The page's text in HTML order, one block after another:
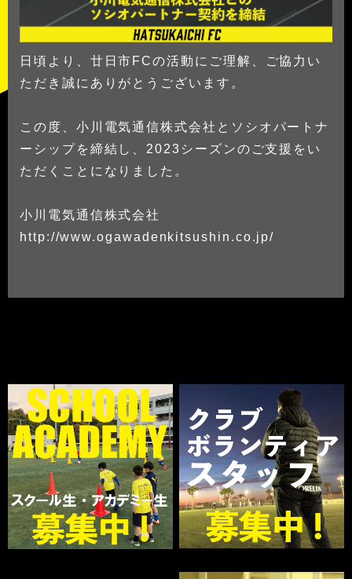
日頃より、廿日市FCの活動にご理解、ご協力い
ただき誠にありがとうございます。
この度、小川電気通信株式会社とソシオパートナ
ーシップを締結し、2023シーズンのご支援をい
ただくことになりました。
小川電気通信株式会社
http://www.ogawadenkitsushin.co.jp/